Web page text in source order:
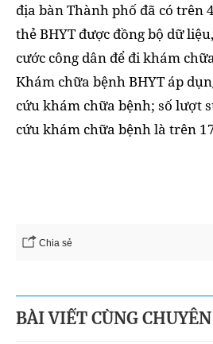
địa bàn Thành phố đã có trên
thẻ BHYT được đồng bộ dữ
cước công dân để đi khám
Khám chữa bệnh BHYT áp
cứu khám chữa bệnh; số lượt
cứu khám chữa bệnh là trên
Chia sẻ
BÀI VIẾT CÙNG